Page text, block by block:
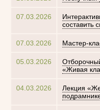
07.03.2026
составить
07.03.2026 Мастер-
05.03.2026
«Живая
04.03.2026
Лекция